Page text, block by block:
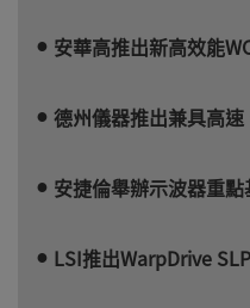
安華高推出新高效能
德州儀器推出兼具高
安捷倫舉辦示波器重
LSI推出WarpDrive